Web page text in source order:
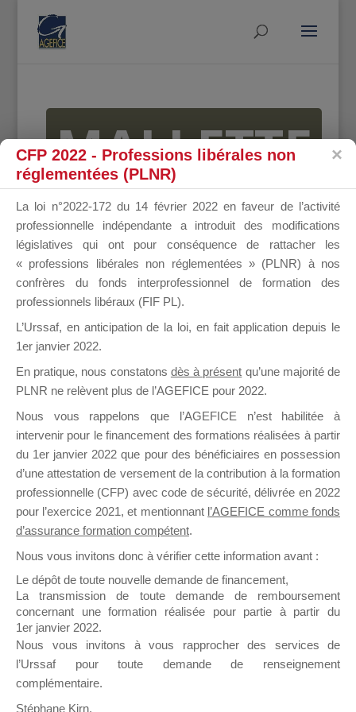
MALLETTE
DU
DIRIGEANT
il y a un mois
Ce groupe est destiné aux Organismes de
Formation qui souhaitent répondre à l’Appel à
Propositions Mallette du Dirigeant.
Ce groupe propose un forum dédié au support
sur lequel il est possible de laisser un message
ou poser une question.
NB : Il est nécessaire d’être
pouvoir rejoindre ce groupe
CFP 2022 - Professions libérales non
réglementées (PLNR)
La loi n°2022-172 du 14 février 2022 en faveur de l’activité
professionnelle indépendante a introduit des modifications
législatives qui ont pour conséquence de rattacher les
« professions libérales non réglementées » (PLNR) à nos
confrères du fonds interprofessionnel de formation des
professionnels libéraux (FIF PL).
L’Urssaf, en anticipation de la loi, en fait application depuis le
1er janvier 2022.
En pratique, nous constatons dès à présent qu’une majorité de
PLNR ne relèvent plus de l’AGEFICE pour 2022.
Nous vous rappelons que l’AGEFICE n’est habilitée à
intervenir pour le financement des formations réalisées à partir
du 1er janvier 2022 que pour des bénéficiaires en possession
d’une attestation de versement de la contribution à la formation
professionnelle (CFP) avec code de sécurité, délivrée en 2022
pour l’exercice 2021, et mentionnant l’AGEFICE comme fonds
d’assurance formation compétent.
Nous vous invitons donc à vérifier cette information avant :
Le dépôt de toute nouvelle demande de financement,
La transmission de toute demande de remboursement
concernant une formation réalisée pour partie à partir du
1er janvier 2022.
Nous vous invitons à vous rapprocher des services de
l’Urssaf pour toute demande de renseignement
complémentaire.
Stéphane Kirn,